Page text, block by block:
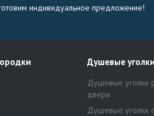
индивидуальное предложение!
Душевые уголки
Душевые уголки
двери
Душевые уголки